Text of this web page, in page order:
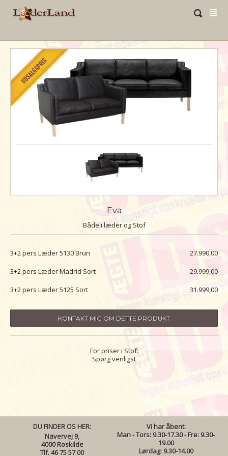
Eva
Både i læder og Stof
3+2 pers Læder 5130 Brun
27.990,00
3+2 pers Læder Madrid Sort
29.999,00
3+2 pers Læder 5125 Sort
31.999,00
KONTAKT MIG OM DETTE PRODUKT
For priser i Stof:
Spørg venligst
DU FINDER OS HER:
Navervej 9,
4000 Roskilde
Tlf. 46 75 57 00
Vi har åbent:
Man - Tors: 9.30-17.30 - Fre: 9.30-
19.00
Lørdag: 9.30-14.00